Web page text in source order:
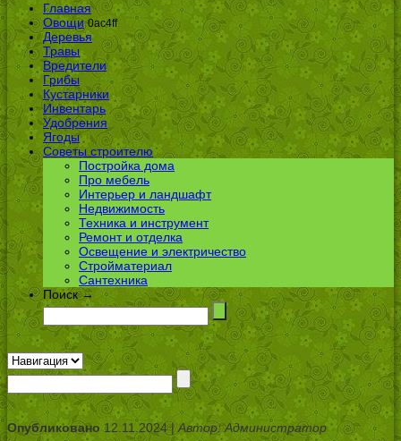
Главная
Овощи 0ac4ff
Деревья
Травы
Вредители
Грибы
Кустарники
Инвентарь
Удобрения
Ягоды
Советы строителю
Постройка дома
Про мебель
Интерьер и ландшафт
Недвижимость
Техника и инструмент
Ремонт и отделка
Освещение и электричество
Стройматериал
Сантехника
Поиск →
Опубликовано12.11.2024 | Автор: Администратор